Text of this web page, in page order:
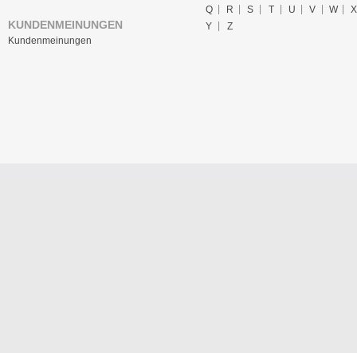
KUNDENMEINUNGEN
Kundenmeinungen
Q
R S T U V W
X
Y
Z